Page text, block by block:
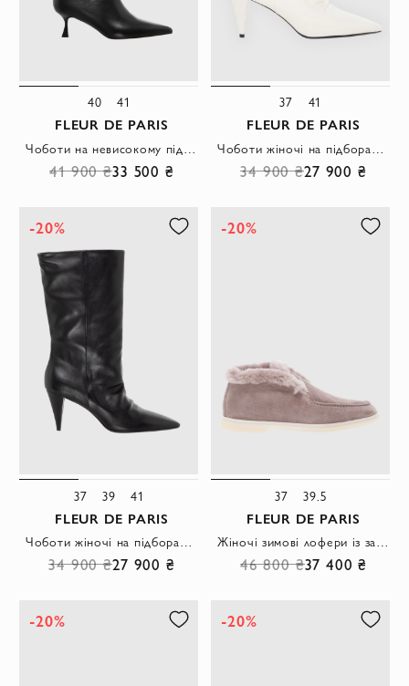
40 41
FLEUR DE PARIS
Чоботи на невисокому підборі чорні
41 900 ₴33 500 ₴
37 41
FLEUR DE PARIS
Чоботи жіночі на підборах шкіряні білі
34 900 ₴27 900 ₴
-20%
37 39 41
FLEUR DE PARIS
Чоботи жіночі на підборах шкіряні чорні
34 900 ₴27 900 ₴
-20%
37 39.5
FLEUR DE PARIS
Жіночі зимові лофери із замші з пухнастою хутряною підкладкою
46 800 ₴37 400 ₴
-20% -20%